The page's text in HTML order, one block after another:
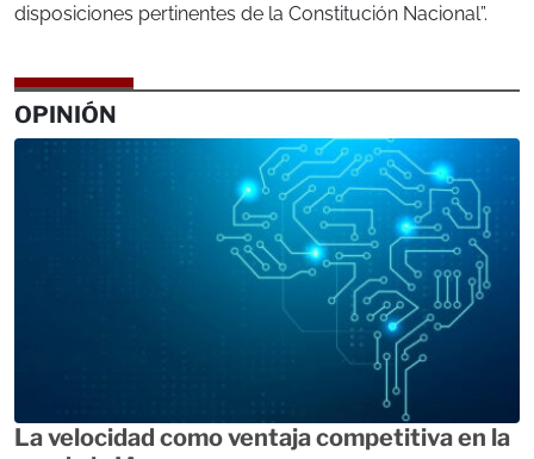
disposiciones pertinentes de la Constitución Nacional”.
OPINIÓN
La velocidad como ventaja competitiva en la